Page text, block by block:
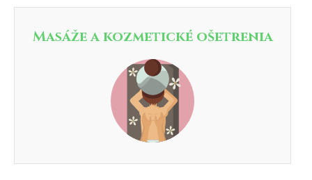
Masáže a kozmetické ošetrenia